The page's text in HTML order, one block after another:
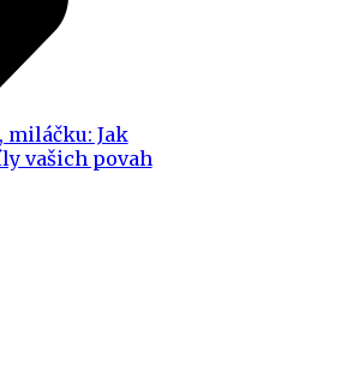
miláčku: Jak
vašich povah